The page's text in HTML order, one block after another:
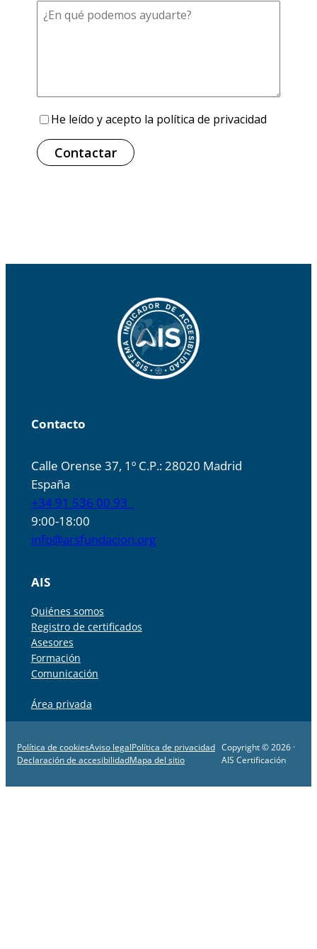
Contacto
Calle Orense 37, 1º C.P.: 28020 Madrid
España
+34 91 536 00 93
9:00-18:00
info@arsfundacion.org
AIS
Quiénes somos
Registro de certificados
Asesores
Formación
Comunicación
Área privada
Política de cookiesAviso legalPolítica de privacidad
Declaración de accesibilidadMapa del sitio
Copyright © 2026 ·
AIS Certificación